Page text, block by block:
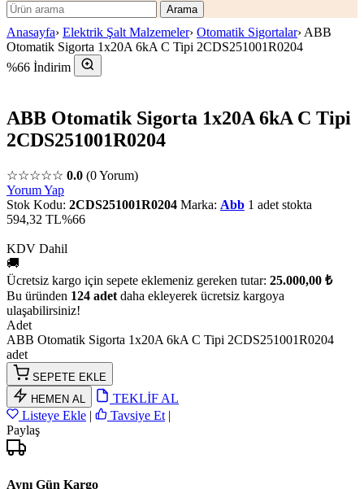
Arama
Anasayfa› Elektrik Şalt Malzemeler› Otomatik Sigortalar› ABB
Otomatik Sigorta 1x20A 6kA C Tipi 2CDS251001R0204
%66 İndirim
ABB Otomatik Sigorta 1x20A 6kA C Tipi
2CDS251001R0204
☆☆☆☆☆ 0.0 (0 Yorum)
Yorum Yap
Stok Kodu: 2CDS251001R0204 Marka: Abb 1 adet stokta
594,32 TL%66
KDV Dahil
🚚
Ücretsiz kargo için sepete eklemeniz gereken tutar: 25.000,00 ₺
Bu üründen 124 adet daha ekleyerek ücretsiz kargoya
ulaşabilirsiniz!
Adet
ABB Otomatik Sigorta 1x20A 6kA C Tipi 2CDS251001R0204
adet
SEPETE EKLE
HEMEN AL
TEKLİF AL
Listeye Ekle | Tavsiye Et |
Paylaş
Aynı Gün Kargo